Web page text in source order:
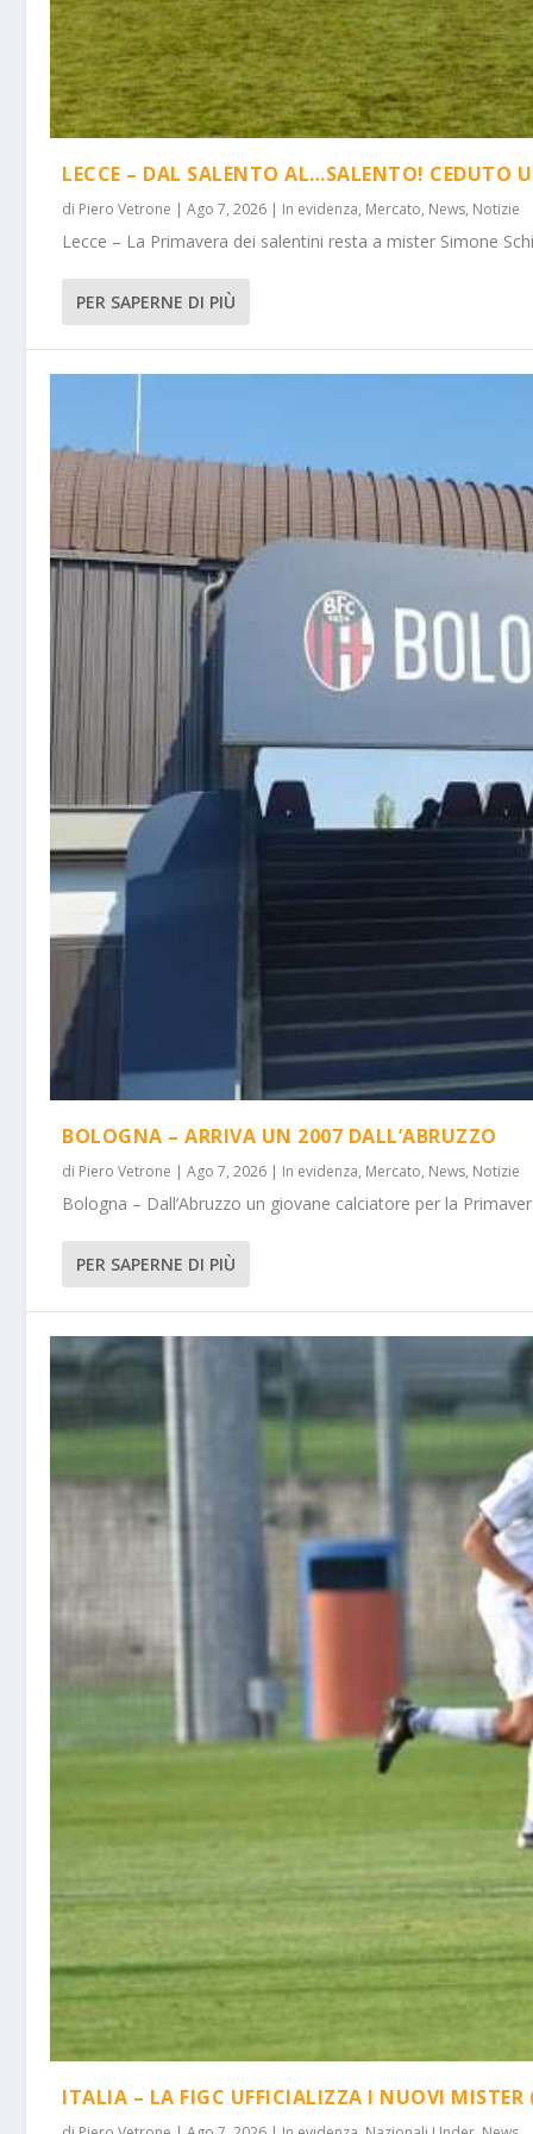
LECCE – DAL SALENTO AL…SALENTO! CEDUTO
di Piero Vetrone |Ago 7, 2026 | In evidenza, Mercato, News, Notizie
Lecce – La Primavera dei salentini resta a mister Simone
PER SAPERNE DI PIÙ
BOLOGNA – ARRIVA UN 2007 DALL’ABRUZZO
di Piero Vetrone |Ago 7, 2026 | In evidenza, Mercato, News, Notizie
Bologna – Dall’Abruzzo un giovane calciatore per la
PER SAPERNE DI PIÙ
ITALIA – LA FIGC UFFICIALIZZA I NUOVI MISTER